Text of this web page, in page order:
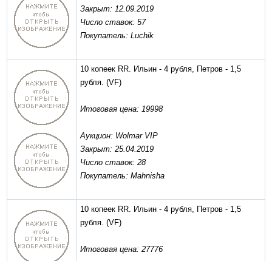
Закрыт: 12.09.2019
Число ставок: 57
Покупатель: Luchik
10 копеек RR. Ильин - 4 рубля, Петров - 1,5
рубля. (VF)
Итоговая цена: 19998
Аукцион: Wolmar VIP
Закрыт: 25.04.2019
Число ставок: 28
Покупатель: Mahnisha
10 копеек RR. Ильин - 4 рубля, Петров - 1,5
рубля. (VF)
Итоговая цена: 27776